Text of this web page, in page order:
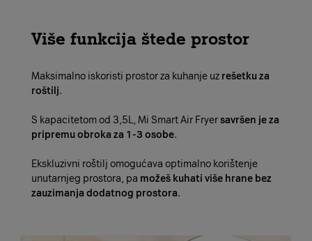
Više funkcija štede prostor
Maksimalno iskoristi prostor za kuhanje uz rešetku za
roštilj.
S kapacitetom od 3,5L, Mi Smart Air Fryersavršen je za
pripremu obroka za 1-3 osobe.
Ekskluzivni roštilj omogućava optimalno korištenje
unutarnjeg prostora, pa možeš kuhati više hrane bez
zauzimanja dodatnog prostora.